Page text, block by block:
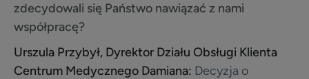
zdecydowali się Państwo nawiązać z nami
współpracę?
Urszula Przybył, Dyrektor Działu Obsługi Klienta
Centrum Medycznego Damiana: Decyzja o